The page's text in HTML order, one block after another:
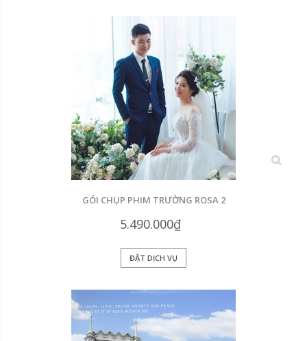
xem
GÓI CHỤP PHIM TRƯỜNG ROSA 2
5.490.000₫
ĐẶT DỊCH VỤ